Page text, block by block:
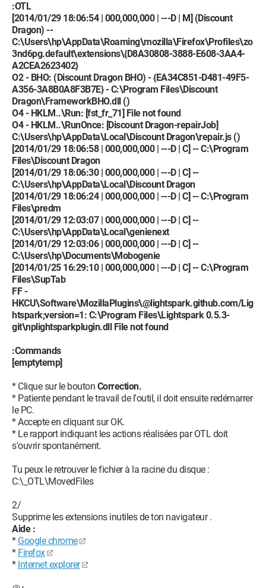
:OTL
[2014/01/29 18:06:54 | 000,000,000 | ---D | M] (Discount
Dragon) --
C:\Users\hp\AppData\Roaming\mozilla\Firefox\Profiles\zo
3nd6pg.default\extensions\{D8A30808-3888-E608-3AA4-
A2CEA2623402}
O2 - BHO: (Discount Dragon BHO) - {EA34C851-D481-49F5-
A356-3A8B0A8F3B7E} - C:\Program Files\Discount
Dragon\FrameworkBHO.dll ()
O4 - HKLM..\Run: [fst_fr_71] File not found
O4 - HKLM..\RunOnce: [Discount Dragon-repairJob]
C:\Users\hp\AppData\Local\Discount Dragon\repair.js ()
[2014/01/29 18:06:58 | 000,000,000 | ---D | C] -- C:\Program
Files\Discount Dragon
[2014/01/29 18:06:30 | 000,000,000 | ---D | C] --
C:\Users\hp\AppData\Local\Discount Dragon
[2014/01/29 18:06:24 | 000,000,000 | ---D | C] -- C:\Program
Files\predm
[2014/01/29 12:03:07 | 000,000,000 | ---D | C] --
C:\Users\hp\AppData\Local\genienext
[2014/01/29 12:03:06 | 000,000,000 | ---D | C] --
C:\Users\hp\Documents\Mobogenie
[2014/01/25 16:29:10 | 000,000,000 | ---D | C] -- C:\Program
Files\SupTab
FF -
HKCU\Software\MozillaPlugins\@lightspark.github.com/Lig
htspark;version=1: C:\Program Files\Lightspark 0.5.3-
git\nplightsparkplugin.dll File not found
:Commands
[emptytemp]
* Clique sur le bouton Correction.
* Patiente pendant le travail de l'outil, il doit ensuite redémarrer
le PC.
* Accepte en cliquant sur OK.
* Le rapport indiquant les actions réalisées par OTL doit
s'ouvrir spontanément.
Tu peux le retrouver le fichier à la racine du disque :
C:\_OTL\MovedFiles
2/
Supprime les extensions inutiles de ton navigateur .
Aide :
* Google chrome
* Firefox
* Internet explorer